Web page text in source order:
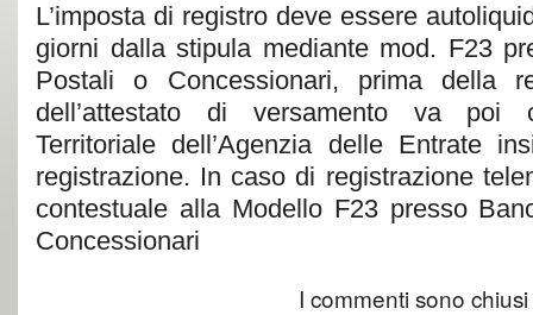
L’imposta di registro deve essere
giorni dalla stipula mediante mod. F23
Postali o Concessionari, prima della
dell’attestato di versamento va poi
Territoriale dell’Agenzia delle Entrate
registrazione. In caso di registrazione
contestuale alla Modello F23 presso
Concessionari
I commenti sono chiusi